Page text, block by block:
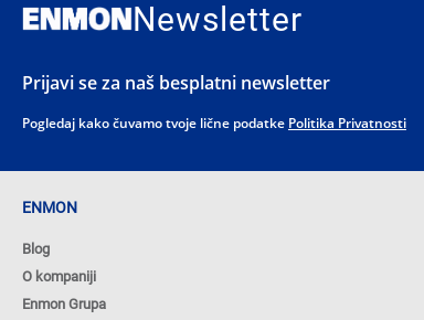
Newsletter
Prijavi se za naš besplatni newsletter
Pogledaj kako čuvamo tvoje lične podatke Politika Privatnosti
ENMON
Blog
O kompaniji
Enmon Grupa